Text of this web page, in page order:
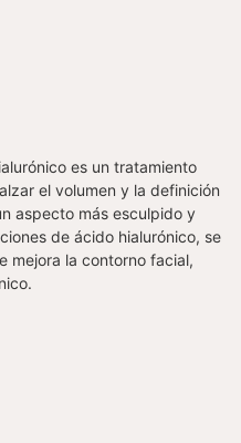
es un tratamiento
el volumen y la definición
aspecto más esculpido y
de ácido hialurónico, se
mejora la contorno facial,